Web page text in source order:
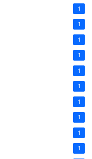
1
1
1
1
1
1
1
1
1
1